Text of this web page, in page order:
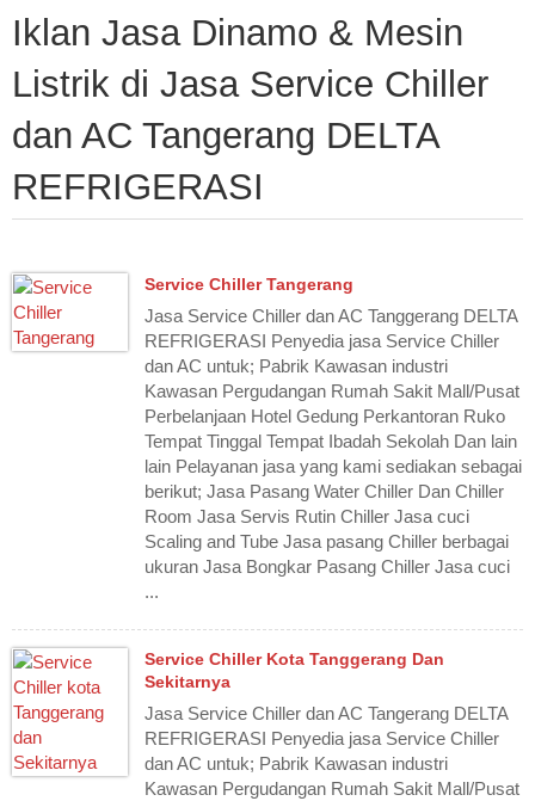
Iklan Jasa Dinamo & Mesin
Listrik di Jasa Service Chiller
dan AC Tangerang DELTA
REFRIGERASI
Service Chiller Tangerang
Jasa Service Chiller dan AC Tanggerang DELTA
REFRIGERASI Penyedia jasa Service Chiller
dan AC untuk; Pabrik Kawasan industri
Kawasan Pergudangan Rumah Sakit Mall/Pusat
Perbelanjaan Hotel Gedung Perkantoran Ruko
Tempat Tinggal Tempat Ibadah Sekolah Dan lain
lain Pelayanan jasa yang kami sediakan sebagai
berikut; Jasa Pasang Water Chiller Dan Chiller
Room Jasa Servis Rutin Chiller Jasa cuci
Scaling and Tube Jasa pasang Chiller berbagai
ukuran Jasa Bongkar Pasang Chiller Jasa cuci
...
Service Chiller Kota Tanggerang Dan
Sekitarnya
Jasa Service Chiller dan AC Tangerang DELTA
REFRIGERASI Penyedia jasa Service Chiller
dan AC untuk; Pabrik Kawasan industri
Kawasan Pergudangan Rumah Sakit Mall/Pusat